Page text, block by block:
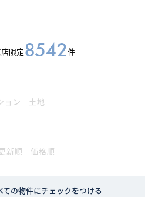
限定8542件
ョン 土地
新順 価格順
ての物件にチェックをつける